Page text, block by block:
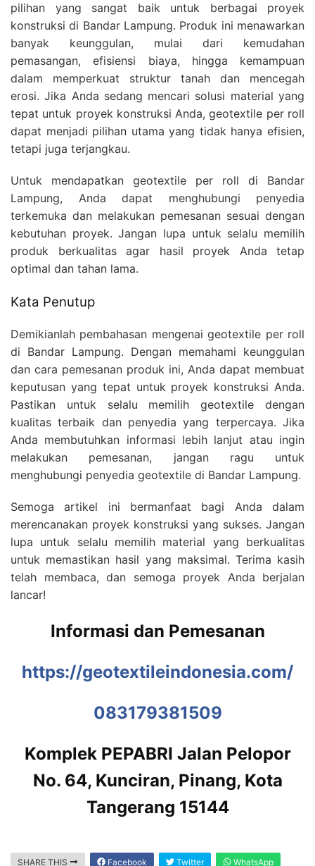
pilihan yang sangat baik untuk berbagai proyek
konstruksi di Bandar Lampung. Produk ini menawarkan
banyak keunggulan, mulai dari kemudahan
pemasangan, efisiensi biaya, hingga kemampuan
dalam memperkuat struktur tanah dan mencegah
erosi. Jika Anda sedang mencari solusi material yang
tepat untuk proyek konstruksi Anda, geotextile per roll
dapat menjadi pilihan utama yang tidak hanya efisien,
tetapi juga terjangkau.
Untuk mendapatkan geotextile per roll di Bandar
Lampung, Anda dapat menghubungi penyedia
terkemuka dan melakukan pemesanan sesuai dengan
kebutuhan proyek. Jangan lupa untuk selalu memilih
produk berkualitas agar hasil proyek Anda tetap
optimal dan tahan lama.
Kata Penutup
Demikianlah pembahasan mengenai geotextile per roll
di Bandar Lampung. Dengan memahami keunggulan
dan cara pemesanan produk ini, Anda dapat membuat
keputusan yang tepat untuk proyek konstruksi Anda.
Pastikan untuk selalu memilih geotextile dengan
kualitas terbaik dan penyedia yang terpercaya. Jika
Anda membutuhkan informasi lebih lanjut atau ingin
melakukan pemesanan, jangan ragu untuk
menghubungi penyedia geotextile di Bandar Lampung.
Semoga artikel ini bermanfaat bagi Anda dalam
merencanakan proyek konstruksi yang sukses. Jangan
lupa untuk selalu memilih material yang berkualitas
untuk memastikan hasil yang maksimal. Terima kasih
telah membaca, dan semoga proyek Anda berjalan
lancar!
Informasi dan Pemesanan
https://geotextileindonesia.com/
083179381509
Komplek PEPABRI Jalan Pelopor
No. 64, Kunciran, Pinang, Kota
Tangerang 15144
SHARE THIS Facebook Twitter WhatsApp